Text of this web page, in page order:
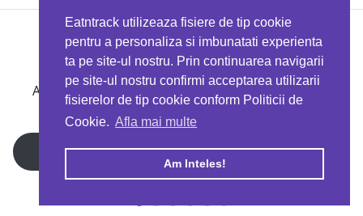
Eatntrack utilizeaza fisiere de tip cookie
pentru a personaliza si imbunatati experienta
ta pe site-ul nostru. Prin continuarea navigarii
pe site-ul nostru confirmi acceptarea utilizarii
fisierelor de tip cookie conform Politicii de
Cookie. Afla mai multe
Am Inteles!
Copyright © 2026 EAT & TRACK S.R.L
MYPROTEIN
Ai 40%reducere la orice comandă folosind codul
EATTRACK
Profită acum